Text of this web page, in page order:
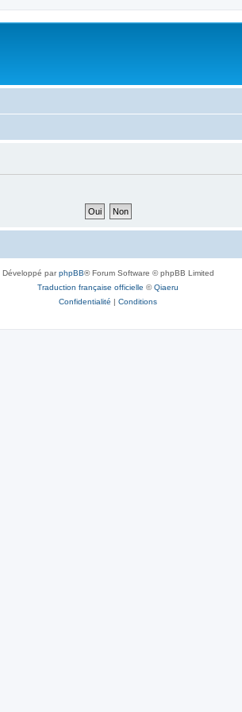
Développé parphpBB® Forum Software © phpBB Limited
Traduction française officielle ©Qiaeru
Confidentialité | Conditions